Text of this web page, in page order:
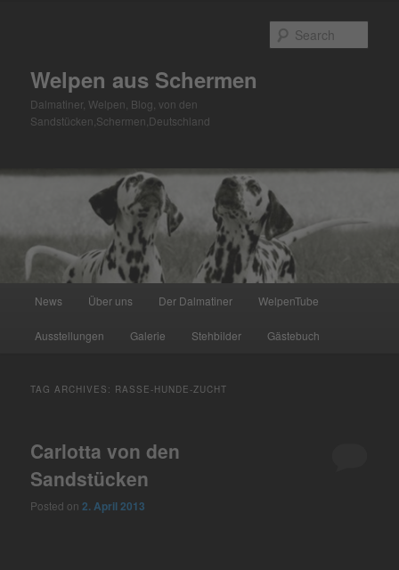
Welpen aus Schermen
Dalmatiner, Welpen, Blog, von den
Sandstücken,Schermen,Deutschland
News Über uns Der Dalmatiner WelpenTube
Ausstellungen Galerie Stehbilder Gästebuch
TAG ARCHIVES: RASSE-HUNDE-ZUCHT
Carlotta von den
Sandstücken
Posted on2. April 2013